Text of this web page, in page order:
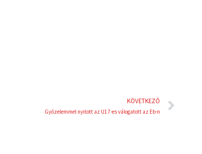
KÖVETKEZŐ
Győzelemmel nyitott az U17-es válogatott az Eb-n